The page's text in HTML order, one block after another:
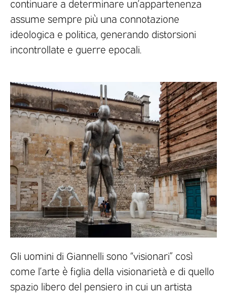
continuare a determinare un’appartenenza
assume sempre più una connotazione
ideologica e politica, generando distorsioni
incontrollate e guerre epocali.
Gli uomini di Giannelli sono “visionari” così
come l’arte è figlia della visionarietà e di quello
spazio libero del pensiero in cui un artista